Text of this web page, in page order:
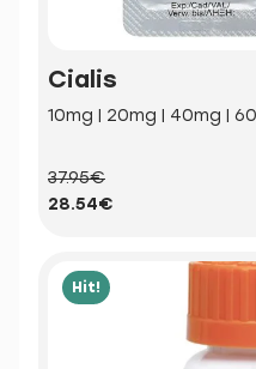
Cialis
10mg | 20mg | 40mg |
37.95€
28.54€
Hit!